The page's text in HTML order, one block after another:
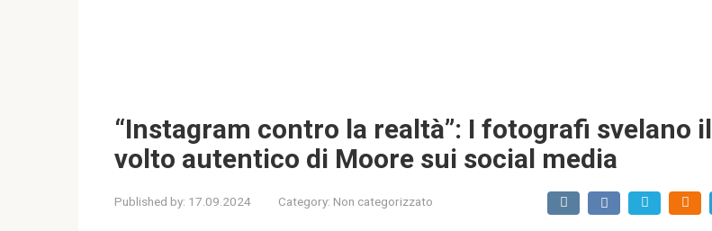
“Instagram contro la realtà”: I fotografi svelano il
volto autentico di Moore sui social media
Published by: 17.09.2024 Category: Non categorizzato